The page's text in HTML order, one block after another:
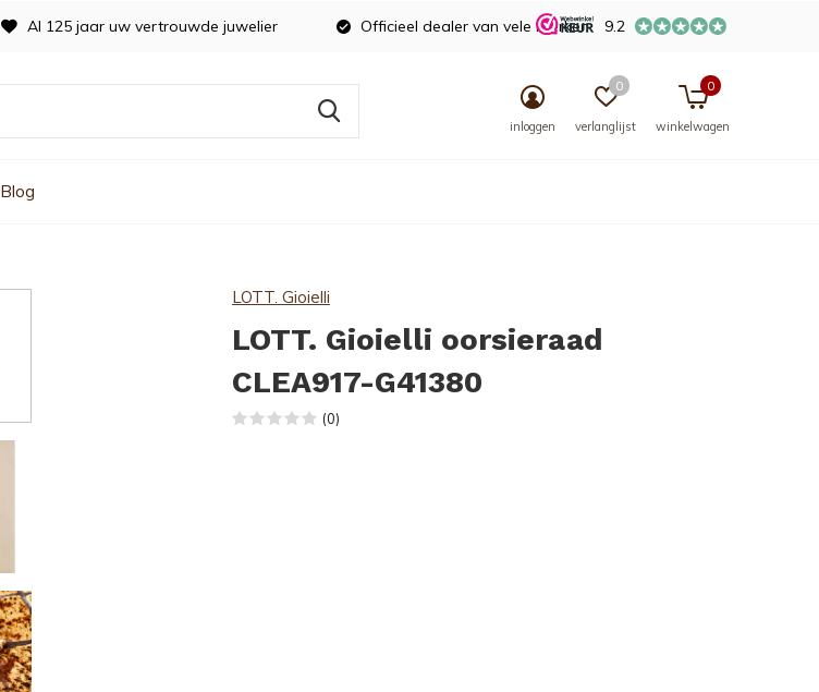
Blog
inloggen verlanglijst
0
winkelwagen
0
Al 125 jaar uw vertrouwde juwelier Officieel dealer van vele merken 9.2
LOTT. Gioielli
LOTT. Gioielli oorsieraad
CLEA917-G41380
(0)